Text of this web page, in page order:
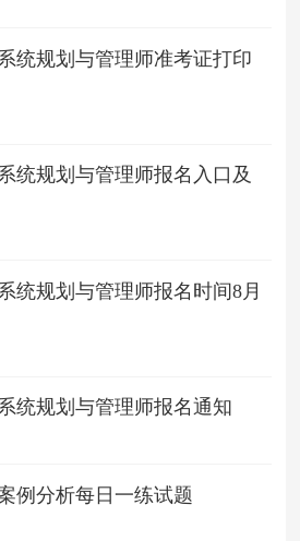
统规划与管理师准考证打印
统规划与管理师报名入口及
统规划与管理师报名时间8月
统规划与管理师报名通知
例分析每日一练试题